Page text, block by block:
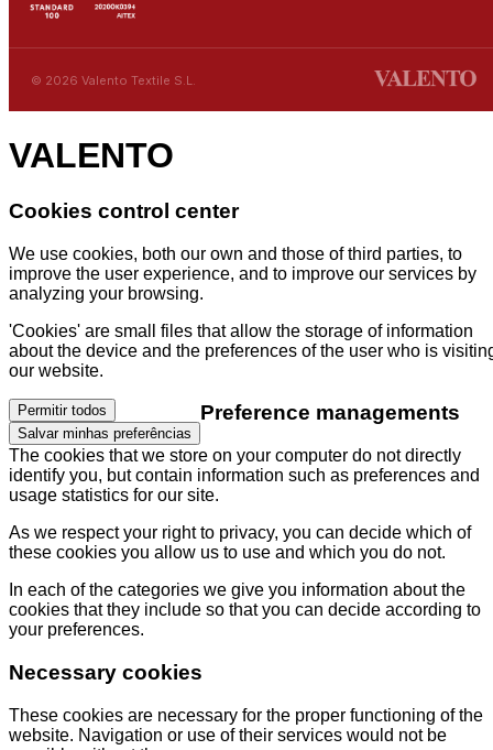
© 2026 Valento Textile S.L.
VALENTO
Cookies control center
We use cookies, both our own and those of third parties, to
improve the user experience, and to improve our services by
analyzing your browsing.
'Cookies' are small files that allow the storage of information
about the device and the preferences of the user who is
our website.
Permitir todos
Salvar minhas preferências
Preference managements
The cookies that we store on your computer do not directly
identify you, but contain information such as preferences and
usage statistics for our site.
As we respect your right to privacy, you can decide which of
these cookies you allow us to use and which you do not.
In each of the categories we give you information about the
cookies that they include so that you can decide according to
your preferences.
Necessary cookies
These cookies are necessary for the proper functioning of the
website. Navigation or use of their services would not be